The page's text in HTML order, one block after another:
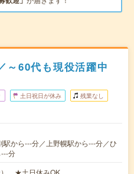
～60代も現役活躍中
土日祝日が休み 残業なし
から---分／上野幌駅から---分／ひ
分
） ★土日休みOK